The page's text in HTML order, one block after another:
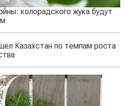
колорадского жука будут
Казахстан по темпам роста